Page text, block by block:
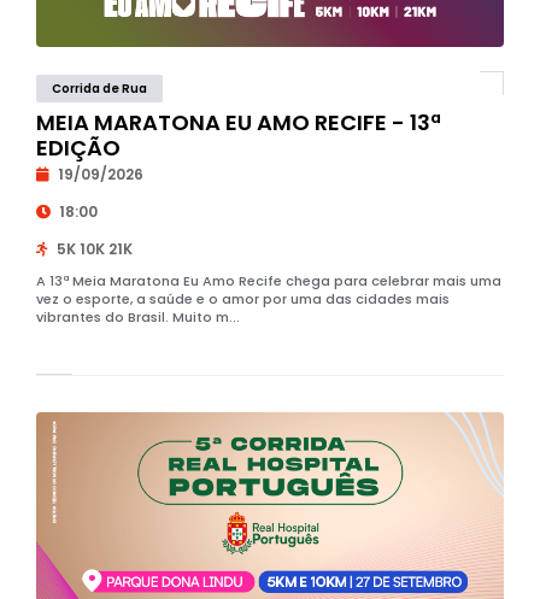
Corrida de Rua
MEIA MARATONA EU AMO RECIFE - 13ª
EDIÇÃO
19/09/2026
18:00
5K 10K 21K
A 13ª Meia Maratona Eu Amo Recife chega para celebrar mais uma
vez o esporte, a saúde e o amor por uma das cidades mais
vibrantes do Brasil. Muito m...